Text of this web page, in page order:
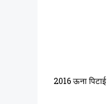
2016 ऊना